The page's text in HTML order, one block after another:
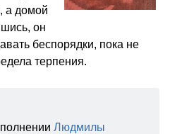
а домой
он
беспорядки, пока не
терпения.
Людмилы